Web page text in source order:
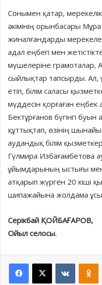
Сонымен қатар, мерекелік
әкімінің орынбасары
жиналғандарды
адал еңбегі мен
мүшелеріне грамоталар,
сыйлықтар тапсырды. Ал,
етіп, білім саласы
мүддесін қорғаған еңбек
Бектұрғанов бүгінгі
құттықтап, өзінің шынайы
аудандық білім
Гүлмира Избағамбетова
ұйымдарының ыстығы
атқарып жүрген 20 кіші
шипажайына жолдама
Серікбай ҚОЙБАҒАРОВ,
Ойыл селосы.
Facebook
X